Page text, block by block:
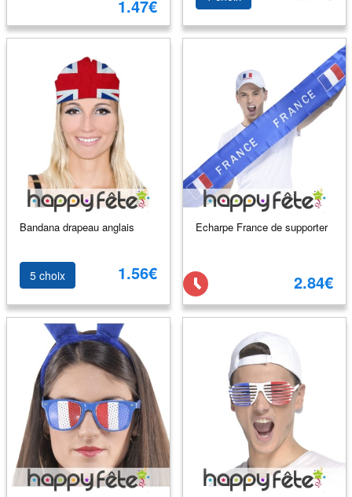
1.47€
Bandana drapeau anglais
5 choix 1.56€
Echarpe France de supporter
2.84€